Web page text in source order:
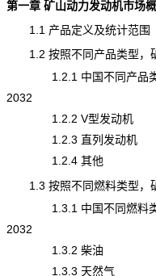
第一章 矿山动力发动机市场
1.1 产品定义及统计范围
1.2 按照不同产品类型，
1.2.1 中国不同产品类型
2032
1.2.2 V型发动机
1.2.3 直列发动机
1.2.4 其他
1.3 按照不同燃料类型，
1.3.1 中国不同燃料类型
2032
1.3.2 柴油
1.3.3 天然气